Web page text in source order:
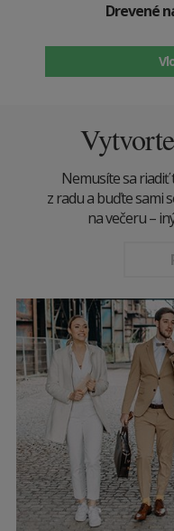
Drevené
Nemusíte sa riadiť
z radu a buďte sami
na večeru –